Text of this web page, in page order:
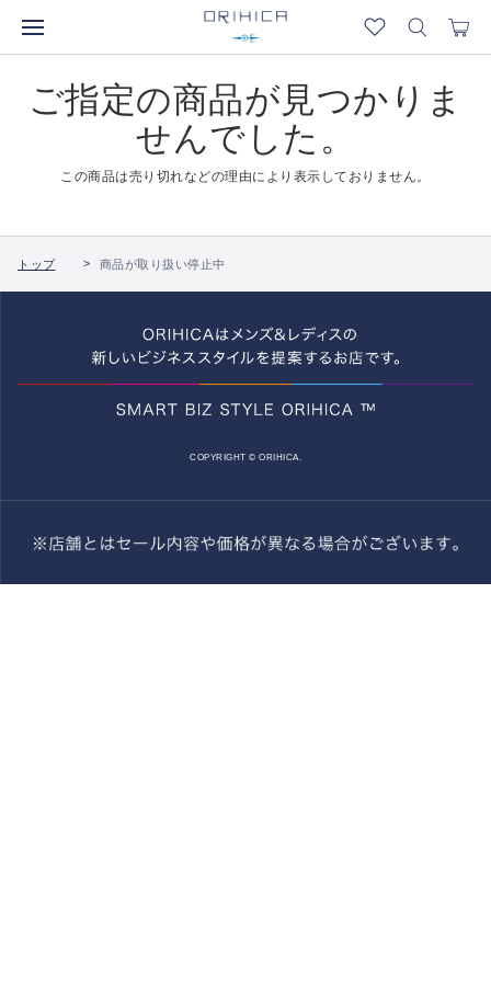
ご指定の商品が見つかりま
せんでした。
この商品は売り切れなどの理由により表示しておりません。
トップ 商品が取り扱い停止中
COPYRIGHT © ORIHICA.